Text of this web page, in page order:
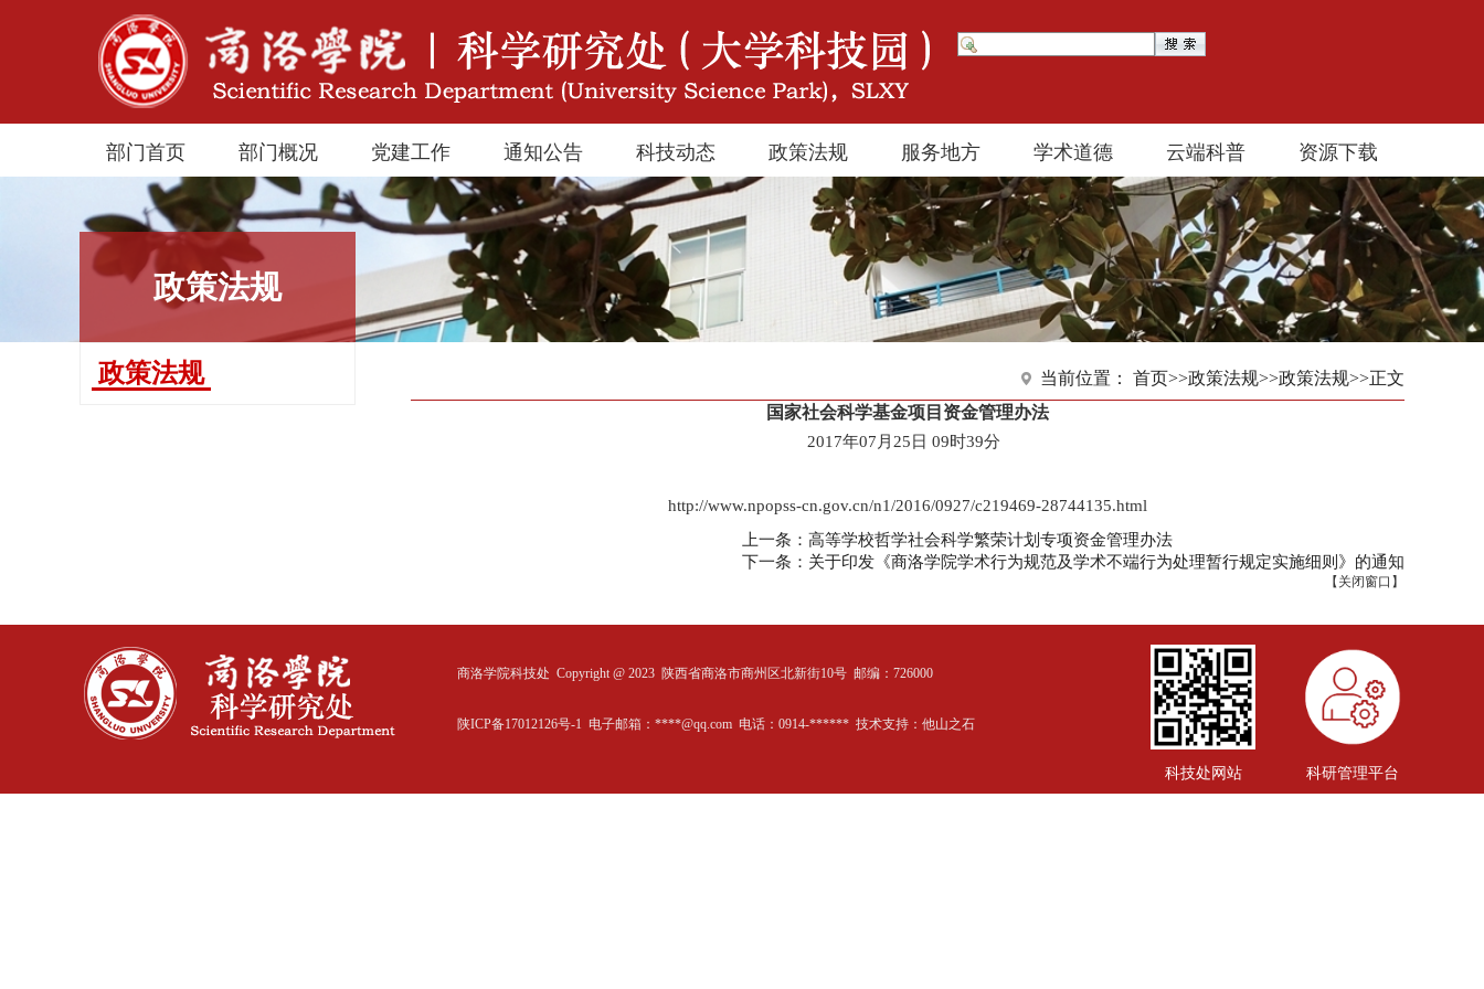
部门首页 部门概况 党建工作 通知公告 科技动态 政策法规 服务地方 学术道德 云端科普 资源下载
政策法规
政策法规 当前位置： 首页>>政策法规>>政策法规>>正文
国家社会科学基金项目资金管理办法
2017年07月25日 09时39分
http://www.npopss-cn.gov.cn/n1/2016/0927/c219469-28744135.html
上一条：高等学校哲学社会科学繁荣计划专项资金管理办法
下一条：关于印发《商洛学院学术行为规范及学术不端行为处理暂行规定实施细则》的通知
【 关闭窗口 】
商洛学院科技处 Copyright @ 2023 陕西省商洛市商州区北新街10号 邮编：726000
陕ICP备17012126号-1 电子邮箱：****@qq.com 电话：0914-****** 技术支持： 他山之石
科技处网站 科研管理平台